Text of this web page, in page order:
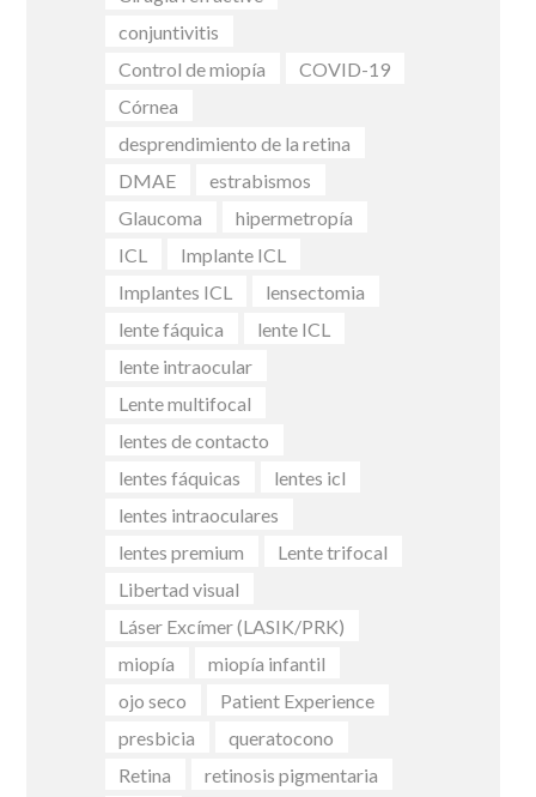
conjuntivitis
Control de miopía
COVID-19
Córnea
desprendimiento de la retina
DMAE
estrabismos
Glaucoma
hipermetropía
ICL
Implante ICL
Implantes ICL
lensectomia
lente fáquica
lente ICL
lente intraocular
Lente multifocal
lentes de contacto
lentes fáquicas
lentes icl
lentes intraoculares
lentes premium
Lente trifocal
Libertad visual
Láser Excímer (LASIK/PRK)
miopía
miopía infantil
ojo seco
Patient Experience
presbicia
queratocono
Retina
retinosis pigmentaria